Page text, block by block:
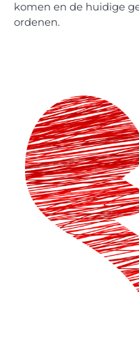
komen en de huidige
ordenen.